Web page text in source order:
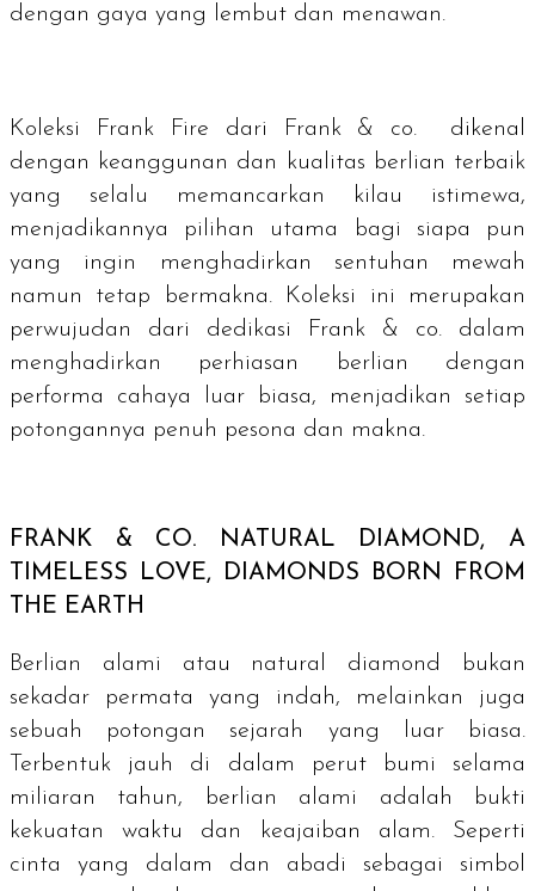
dengan gaya yang lembut dan menawan.
Koleksi Frank Fire dari Frank & co. dikenal
dengan keanggunan dan kualitas berlian terbaik
yang selalu memancarkan kilau istimewa,
menjadikannya pilihan utama bagi siapa pun
yang ingin menghadirkan sentuhan mewah
namun tetap bermakna. Koleksi ini merupakan
perwujudan dari dedikasi Frank & co. dalam
menghadirkan perhiasan berlian dengan
performa cahaya luar biasa, menjadikan setiap
potongannya penuh pesona dan makna.
FRANK & CO. NATURAL DIAMOND, A
TIMELESS LOVE, DIAMONDS BORN FROM
THE EARTH
Berlian alami atau natural diamond
bukan
sekadar permata yang indah, melainkan juga
sebuah potongan sejarah yang luar biasa.
Terbentuk jauh di dalam perut bumi selama
miliaran tahun, berlian alami adalah bukti
kekuatan waktu dan keajaiban alam. Seperti
cinta yang dalam dan abadi sebagai simbol